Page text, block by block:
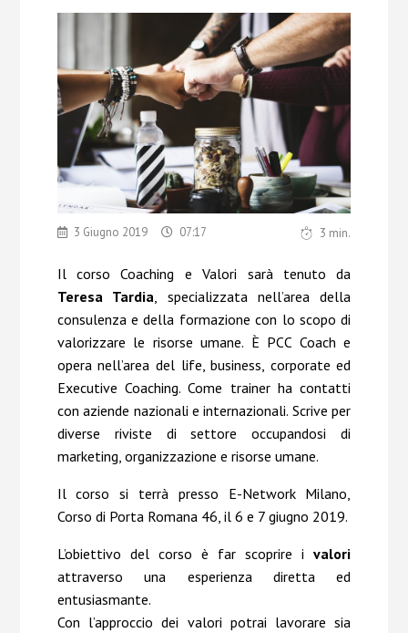
EVENTI
PUBBLICAZIONI
Chi Siamo Contatti
3 Giugno 2019 07:17 3 min.
Il corso Coaching e Valori sarà tenuto da
Teresa Tardia , specializzata nell’area della
consulenza e della formazione con lo scopo di
valorizzare le risorse umane. È PCC Coach e
opera nell’area del life, business, corporate ed
Executive Coaching. Come trainer ha contatti
con aziende nazionali e internazionali. Scrive per
diverse riviste di settore occupandosi di
marketing, organizzazione e risorse umane.
Il corso si terrà presso E-Network Milano,
Corso di Porta Romana 46, il 6 e 7 giugno 2019.
L’obiettivo del corso è far scoprire ivalori
attraverso una esperienza diretta ed
entusiasmante.
Con l’approccio dei valori potrai lavorare sia